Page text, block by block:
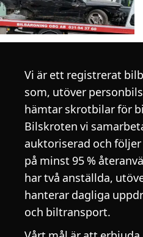
Vi är ett registrerat
som, utöver
hämtar skrotbilar för
Bilskroten vi
auktoriserad och
på minst 95 %
har två anställda,
hanterar dagliga
och biltransport.